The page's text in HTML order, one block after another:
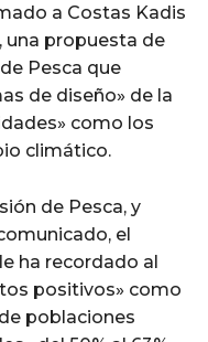
a Costas Kadis
una propuesta de
Pesca que
de diseño» de la
como los
climático.
de Pesca, y
el
ha recordado al
positivos» como
poblaciones